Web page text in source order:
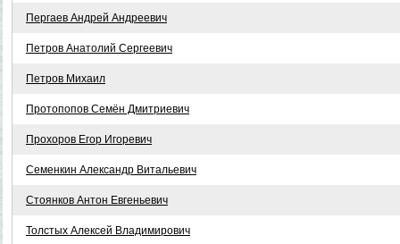
Пергаев Андрей Андреевич
Петров Анатолий Сергеевич
Петров Михаил
Протопопов Семён Дмитриевич
Прохоров Егор Игоревич
Семенкин Александр Витальевич
Стоянков Антон Евгеньевич
Толстых Алексей Владимирович